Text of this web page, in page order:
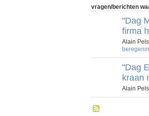
vragen/berichten
"Dag
firma
Alain
"Dag
kraan
Alain